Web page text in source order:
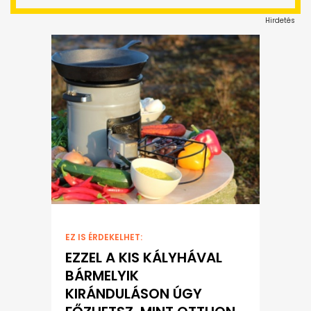
Hirdetés
EZ IS ÉRDEKELHET:
EZZEL A KIS KÁLYHÁVAL
BÁRMELYIK
KIRÁNDULÁSON ÚGY